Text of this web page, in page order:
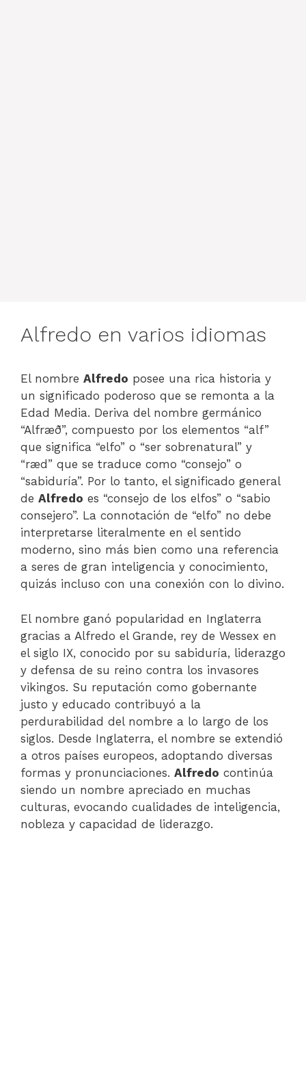
Alfredo en varios idiomas
El nombre Alfredo posee una rica historia y
un significado poderoso que se remonta a la
Edad Media. Deriva del nombre germánico
“Alfræð”, compuesto por los elementos “alf”
que significa “elfo” o “ser sobrenatural” y
“ræd” que se traduce como “consejo” o
“sabiduría”. Por lo tanto, el significado general
de Alfredo es “consejo de los elfos” o “sabio
consejero”. La connotación de “elfo” no debe
interpretarse literalmente en el sentido
moderno, sino más bien como una referencia
a seres de gran inteligencia y conocimiento,
quizás incluso con una conexión con lo divino.
El nombre ganó popularidad en Inglaterra
gracias a Alfredo el Grande, rey de Wessex en
el siglo IX, conocido por su sabiduría, liderazgo
y defensa de su reino contra los invasores
vikingos. Su reputación como gobernante
justo y educado contribuyó a la
perdurabilidad del nombre a lo largo de los
siglos. Desde Inglaterra, el nombre se extendió
a otros países europeos, adoptando diversas
formas y pronunciaciones. Alfredo continúa
siendo un nombre apreciado en muchas
culturas, evocando cualidades de inteligencia,
nobleza y capacidad de liderazgo.